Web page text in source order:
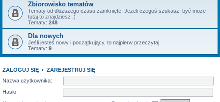
Zbiorowisko tematów
Tematy od dłuższego czasu zamknięte. Jeżeli czegoś szukasz, być może
tutaj to znajdziesz :)
Tematy: 248
Dla nowych
Jeśli jesteś nowy i początkujący, to najpierw przeczytaj.
Tematy: 9
ZALOGUJ SIĘ • ZAREJESTRUJ SIĘ
Nazwa użytkownika:
Hasło: